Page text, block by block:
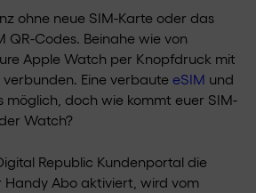
ohne neue SIM-Karte oder das
QR-Codes. Beinahe wie von
Apple Watch per Knopfdruck mit
Eine verbaute eSIM und
möglich, doch wie kommt euer SIM-
Watch?
Republic Kundenportal die
Abo aktiviert, wird vom